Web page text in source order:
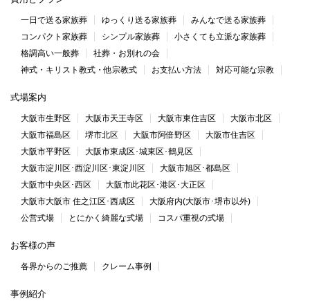
一日で送る家族葬 ゆっくり送る家族葬
みんなで送る家族葬
コンパクト家族葬
シンプル家族葬
小さくても立派な家族葬
格調高い一般葬
社葬・お別れの会
神式・キリスト教式・他宗教式
お支払い方法 対応可能な宗教
式場案内
大阪市生野区 大阪市天王寺区 大阪市東住吉区
大阪市北区
大阪市福島区
堺市北区 大阪市阿倍野区
大阪市住吉区
大阪市平野区
大阪市東成区･城東区･鶴見区
大阪市淀川区･西淀川区･東淀川区
大阪市旭区･都島区
大阪市中央区･西区
大阪市此花区･港区･大正区
大阪市大阪市 住之江区･西成区
大阪府内(大阪市･堺市以外)
公営式場
とにかく綺麗な式場 コスパ重視の式場
お客様の声
各界からのご推薦 クレーム事例
事例紹介